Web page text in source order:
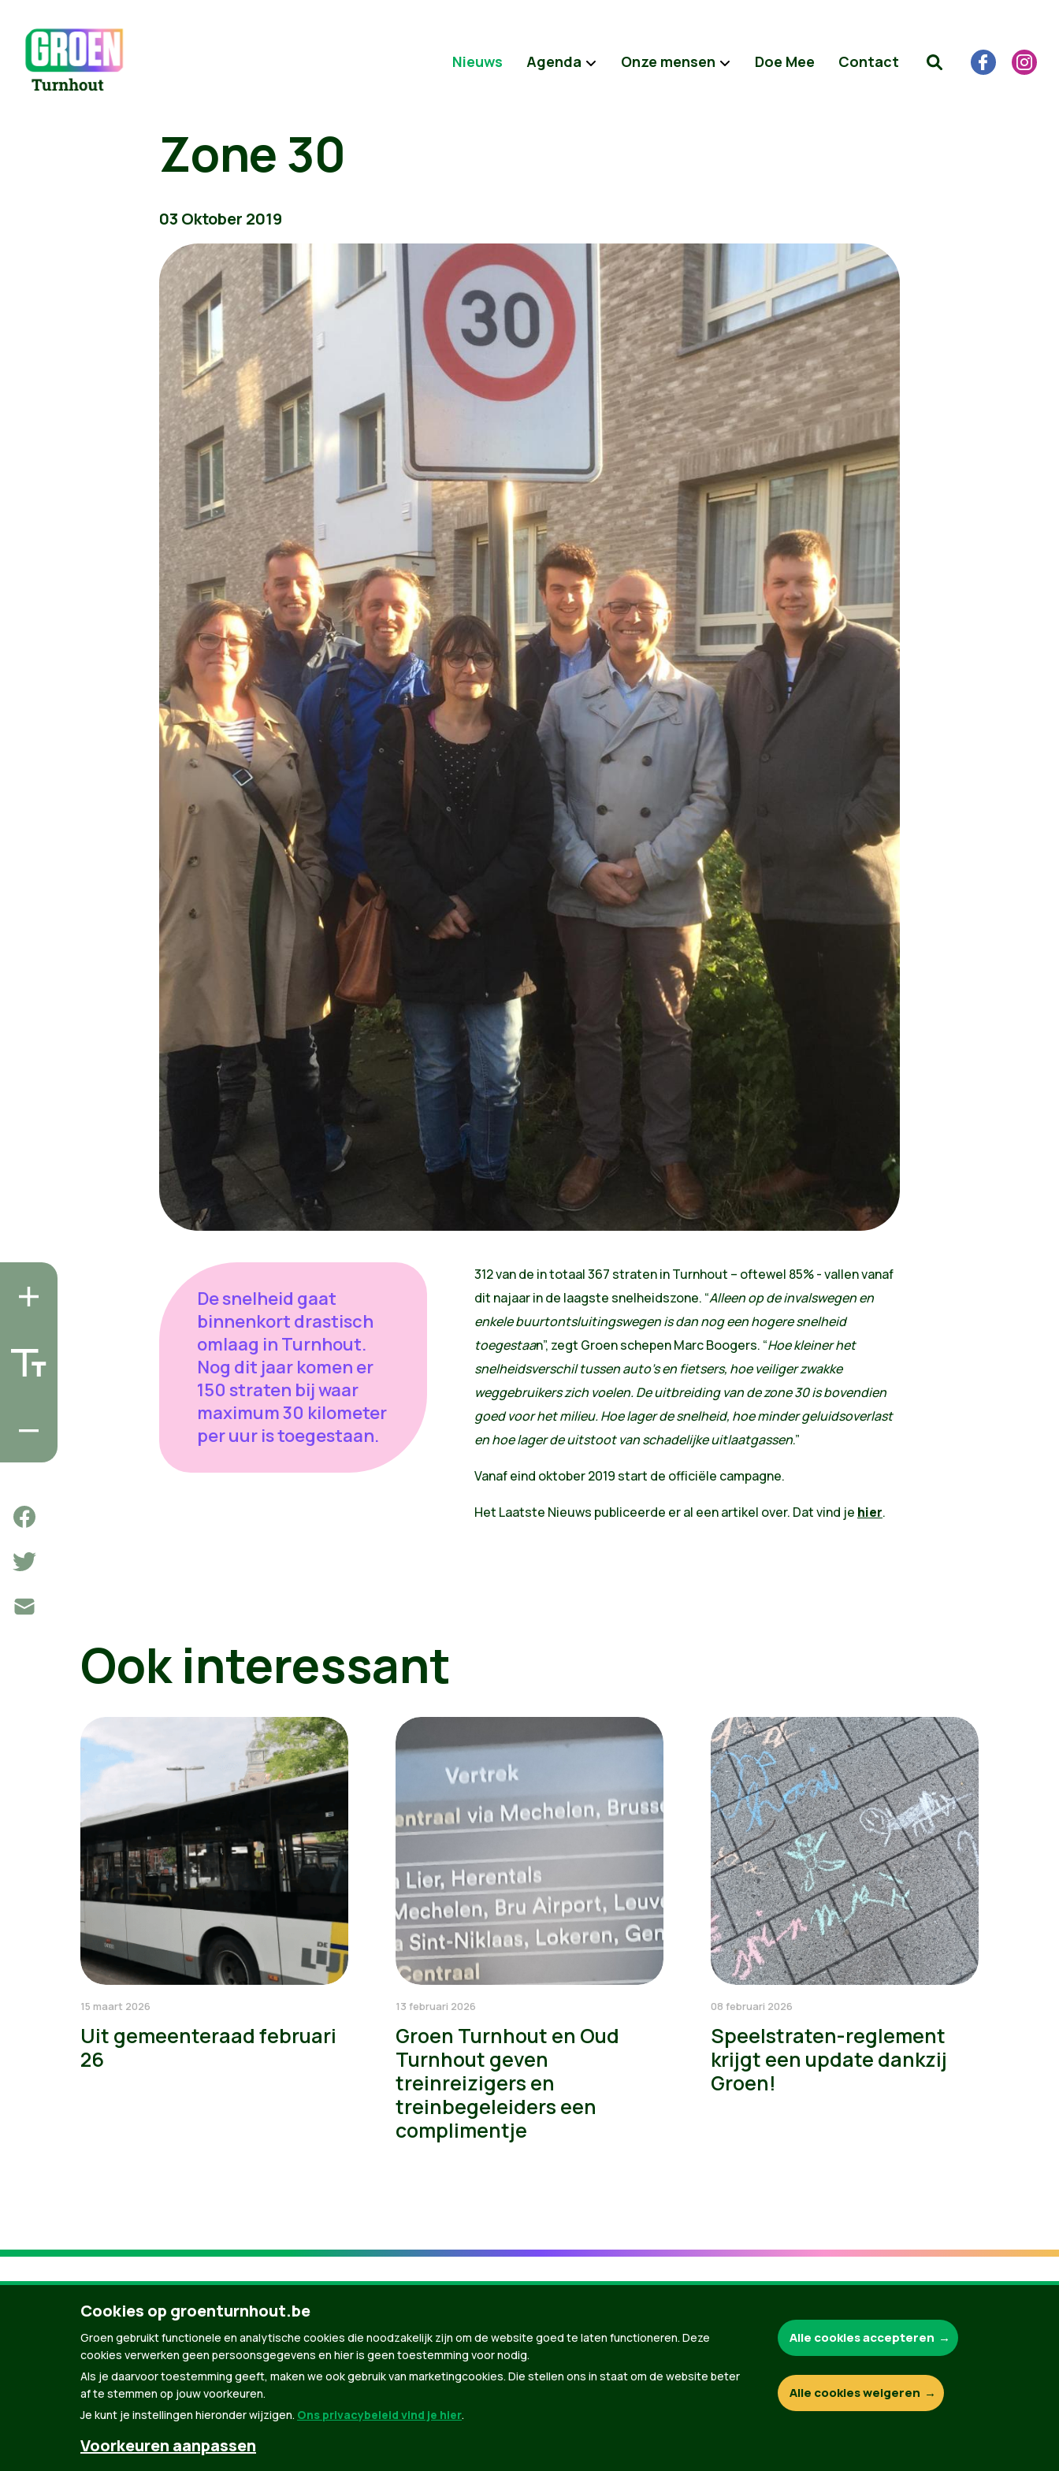
Nieuws Agenda Onze mensen Doe Mee Contact
Zone 30
03 Oktober 2019
De snelheid gaat
binnenkort drastisch
omlaag in Turnhout.
Nog dit jaar komen er
150 straten bij waar
maximum 30 kilometer
per uur is toegestaan.
312 van de in totaal 367 straten in Turnhout – oftewel 85% - vallen vanaf
dit najaar in de laagste snelheidszone. “Alleen op de invalswegen en
enkele buurtontsluitingswegen is dan nog een hogere snelheid
toegestaan”, zegt Groen schepen Marc Boogers. “Hoe kleiner het
snelheidsverschil tussen auto’s en fietsers, hoe veiliger zwakke
weggebruikers zich voelen. De uitbreiding van de zone 30 is bovendien
goed voor het milieu. Hoe lager de snelheid, hoe minder geluidsoverlast
en hoe lager de uitstoot van schadelijke uitlaatgassen.”
Vanaf eind oktober 2019 start de officiële campagne.
Het Laatste Nieuws publiceerde er al een artikel over. Dat vind je hier.
Ook interessant
15 maart 2026
Uit gemeenteraad februari
26
13 februari 2026
Groen Turnhout en Oud
Turnhout geven
treinreizigers en
treinbegeleiders een
complimentje
08 februari 2026
Speelstraten-reglement
krijgt een update dankzij
Groen!
Groen.be
© Copyright Groen 2026 | Gemaakt metNationBuilder| Gebouwd door
Cookies op groenturnhout.be
Groen gebruikt functionele en analytische cookies die noodzakelijk zijn om de website goed te laten functioneren. Deze
cookies verwerken geen persoonsgegevens en hier is geen toestemming voor nodig.
Als je daarvoor toestemming geeft, maken we ook gebruik van marketingcookies. Die stellen ons in staat om de website beter
af te stemmen op jouw voorkeuren.
Je kunt je instellingen hieronder wijzigen. Ons privacybeleid vind je hier.
Voorkeuren aanpassen
Alle cookies accepteren
Alle cookies weigeren